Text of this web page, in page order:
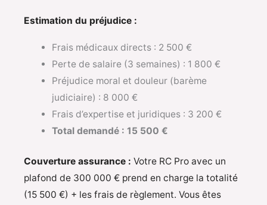
Estimation du préjudice :
Frais médicaux directs : 2 500 €
Perte de salaire (3 semaines) : 1 800 €
Préjudice moral et douleur (barème
judiciaire) : 8 000 €
Frais d’expertise et juridiques : 3 200 €
Total demandé : 15 500 €
Couverture assurance : Votre RC Pro avec un
plafond de 300 000 € prend en charge la totalité
(15 500 €) + les frais de règlement. Vous êtes